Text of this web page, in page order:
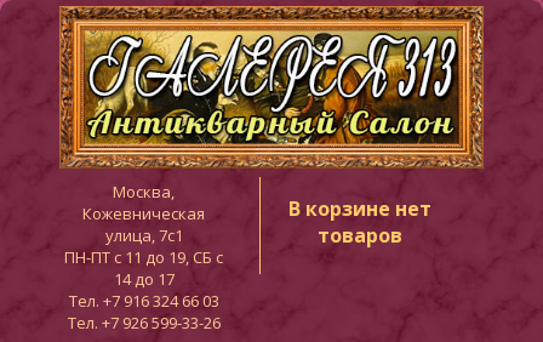
Москва,
Кожевническая
улица, 7с1
ПН-ПТ c 11 до 19, СБ с
14 до 17
Тел. +7 916 324 66 03
Тел. +7 926 599-33-26
В корзине нет
товаров